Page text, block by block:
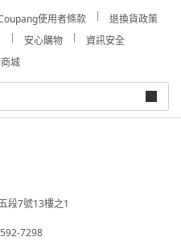
使用者條款
退換貨政策
安心購物
資訊安全
城
段7號13樓之1
7298